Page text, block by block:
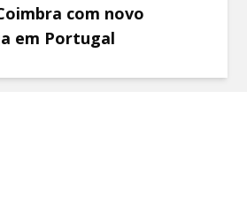
com novo
em Portugal